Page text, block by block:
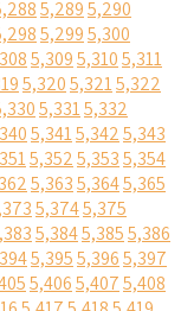
5,2895,290
5,2995,300
5,3095,3105,311
5,3205,3215,322
5,3315,332
5,3415,3425,343
5,3525,3535,354
5,3635,3645,365
5,3745,375
5,3845,3855,386
5,3955,3965,397
5,4065,4075,408